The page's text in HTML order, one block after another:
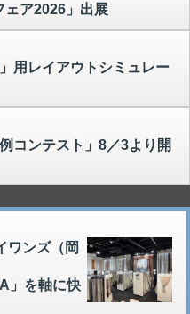
ア2026」出展
用レイアウトシミュレー
コンテスト」8／3より開
ワンズ（岡
」を軸に快